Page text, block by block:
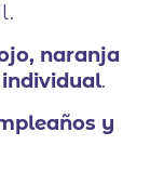
naranja
individual.
y